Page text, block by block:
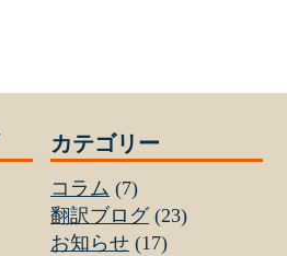
カテゴリー
コラム (7)
翻訳ブログ(23)
お知らせ (17)